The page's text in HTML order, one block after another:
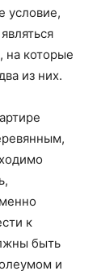
условие,
на которые
из них.
к
быть
и